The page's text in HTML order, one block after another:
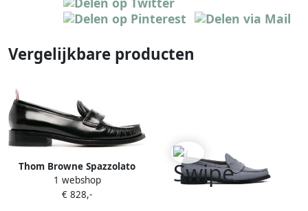
Vergelijkbare producten
Thom Browne Spazzolato
geplooide varsity loafers
Zwart
1 webshop
€ 828,-